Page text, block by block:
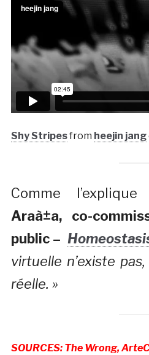
Shy Stripesfrom heejin jang
Comme
Araà±a, co-
public –
virtuelle n’existe
réelle. »
SOURCES: The Wrong,